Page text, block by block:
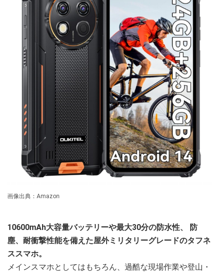
画像出典：Amazon
10600mAh大容量バッテリーや最大30分の防水性、
防
塵、耐衝撃性能を備えた屋外ミリタリーグレードのタフネ
ススマホ。
メインスマホとしてはもちろん、過酷な現場作業や登山・